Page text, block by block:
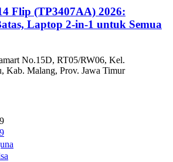
Flip (TP3407AA) 2026:
Laptop 2-in-1 untuk Semua
No.15D, RT05/RW06, Kel.
Kab. Malang, Prov. Jawa Timur